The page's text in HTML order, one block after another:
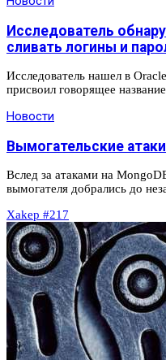
Исследователь
сливать логины и
Исследователь нашел в
присвоил говорящее
Новости
Вымогательские
Вслед за атаками на
вымогателя добрались до
Xakep #217